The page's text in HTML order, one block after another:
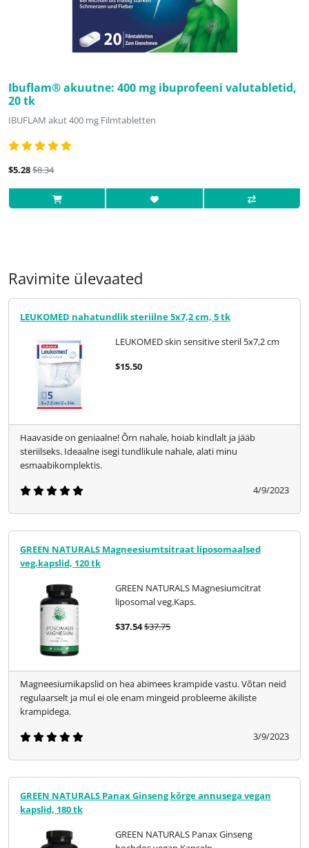
Ibuflam® akuutne: 400 mg ibuprofeeni valutabletid,
20 tk
IBUFLAM akut 400 mg Filmtabletten
$5.28$8.34
Ravimite ülevaated
LEUKOMED nahatundlik steriilne 5x7,2 cm, 5 tk
LEUKOMED skin sensitive steril 5x7,2 cm
$15.50
Haavaside on geniaalne! Õrn nahale, hoiab kindlalt ja jääb
steriilseks. Ideaalne isegi tundlikule nahale, alati minu
esmaabikomplektis.
4/9/2023
GREEN NATURALS Magneesiumtsitraat liposomaalsed
veg.kapslid, 120 tk
GREEN NATURALS Magnesiumcitrat
liposomal veg.Kaps.
$37.54$37.75
Magneesiumikapslid on hea abimees krampide vastu. Võtan neid
regulaarselt ja mul ei ole enam mingeid probleeme äkiliste
krampidega.
3/9/2023
GREEN NATURALS Panax Ginseng kõrge annusega vegan
kapslid, 180 tk
GREEN NATURALS Panax Ginseng